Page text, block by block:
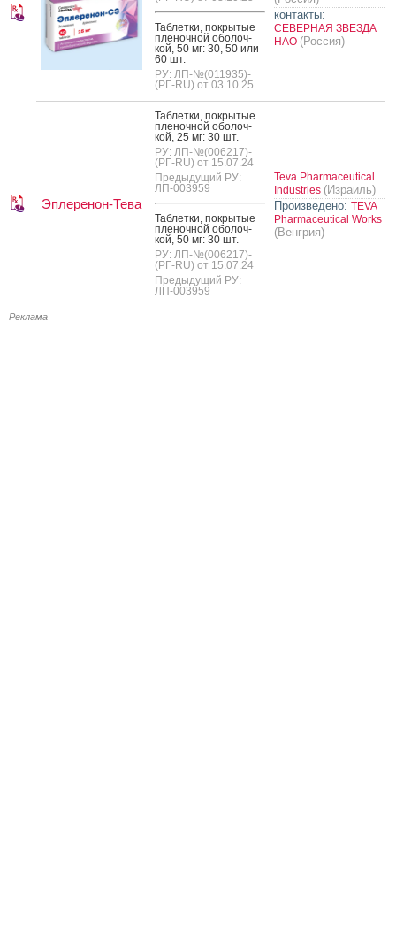
Таб­летки, пок­ры­тые
пле­ноч­ной обо­лоч­
кой, 50 мг: 30, 50 или
60 шт.
РУ: ЛП-№(011935)-
(РГ-RU) от 03.10.25
контакты:
СЕВЕРНАЯ ЗВЕЗДА
НАО (Россия)
Эплеренон-Тева
Таб­летки, пок­ры­тые
пле­ноч­ной обо­лоч­
кой, 25 мг: 30 шт.
РУ: ЛП-№(006217)-
(РГ-RU) от 15.07.24
Предыдущий РУ:
ЛП-003959
Таб­летки, пок­ры­тые
пле­ноч­ной обо­лоч­
кой, 50 мг: 30 шт.
РУ: ЛП-№(006217)-
(РГ-RU) от 15.07.24
Предыдущий РУ:
ЛП-003959
Teva Pharmaceutical
Industries (Израиль)
Произведено: TEVA
Pharmaceutical Works
(Венгрия)
Реклама